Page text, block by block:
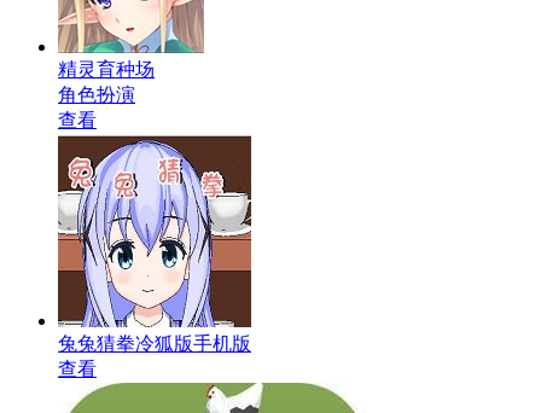
精灵育种场
角色扮演
查看
兔兔猜拳冷狐版手机版
查看